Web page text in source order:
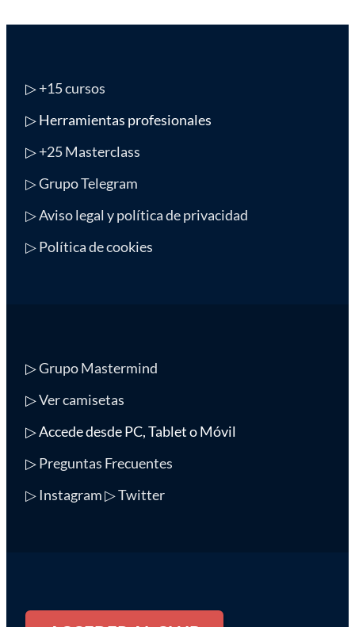
▷+15 cursos
▷ Herramientas profesionales
▷+25 Masterclass
▷ Grupo Telegram
▷ Aviso legal y política de privacidad
▷ Política de cookies
▷Grupo Mastermind
▷Ver camisetas
▷ Accede desde PC, Tablet o Móvil
▷Preguntas Frecuentes
▷ Instagram▷ Twitter